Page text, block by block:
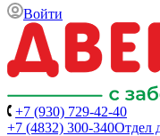
Войти
+7 (930) 729-42-40
+7 (4832) 300-340Отдел